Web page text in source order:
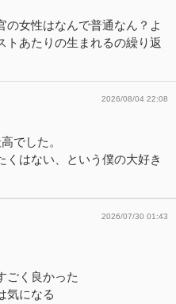
の女性はなんで普通なん？よ
トあたりの生まれるの繰り返
2026/08/04 22:08
でした。
くはない、という僕の大好き
2026/07/30 01:43
ごく良かった
気になる